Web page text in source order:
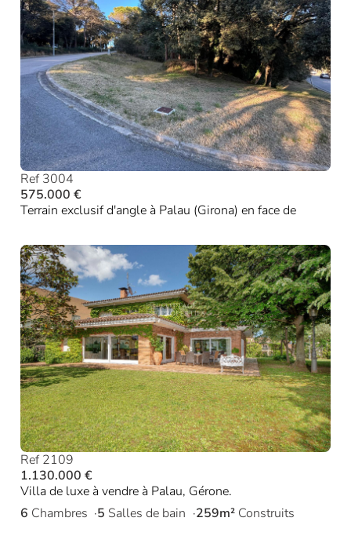
Ref 3004
575.000 €
Terrain exclusif d'angle à Palau (Girona) en face de
Ref 2109
1.130.000 €
Villa de luxe à vendre à Palau, Gérone.
6 Chambres 5 Salles de bain 259m² Construits